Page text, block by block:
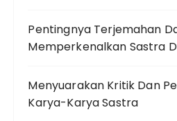
Pentingnya Terjemahan
Memperkenalkan Sastra
Menyuarakan Kritik Dan
Karya-Karya Sastra